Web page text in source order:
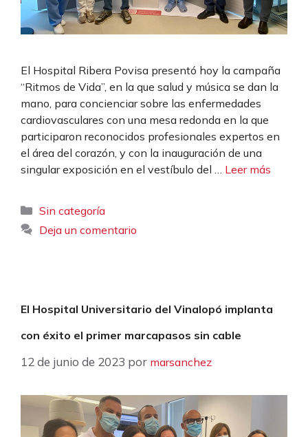
El Hospital Ribera Povisa presentó hoy la campaña
“Ritmos de Vida”, en la que salud y música se dan la
mano, para concienciar sobre las enfermedades
cardiovasculares con una mesa redonda en la que
participaron reconocidos profesionales expertos en
el área del corazón, y con la inauguración de una
singular exposición en el vestíbulo del … Leer más
Categorías
Sin categoría
Deja un comentario
El Hospital Universitario del Vinalopó implanta
con éxito el primer marcapasos sin cable
12 de junio de 2023 por marsanchez